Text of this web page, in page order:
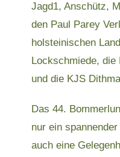
Jagd1, Anschütz,
den Paul Parey
holsteinischen
Lockschmiede, die
und die KJS
Das 44.
nur ein
auch eine